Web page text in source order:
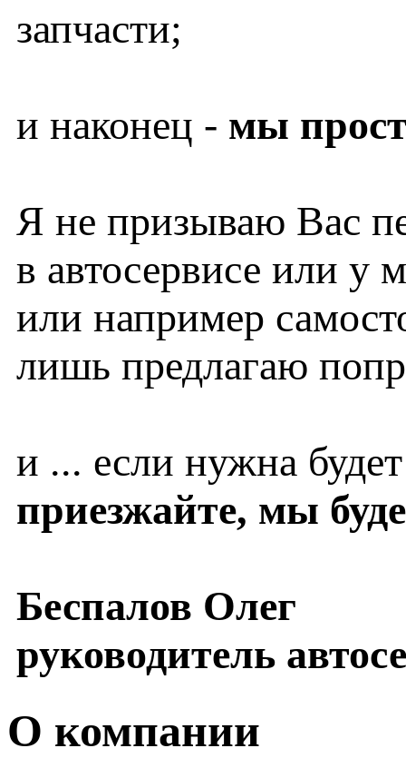
запчасти;
и наконец - мы
Я не призываю Вас
в автосервисе или у
или например
лишь предлагаю
и ... если нужна
приезжайте, мы
Беспалов Олег
руководитель
О компании